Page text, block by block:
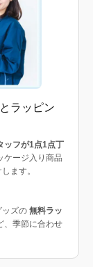
ラッピン
ッフが1点1点丁
ケージ入り商品
ます。
ッズの 無料ラッ
、季節に合わせ